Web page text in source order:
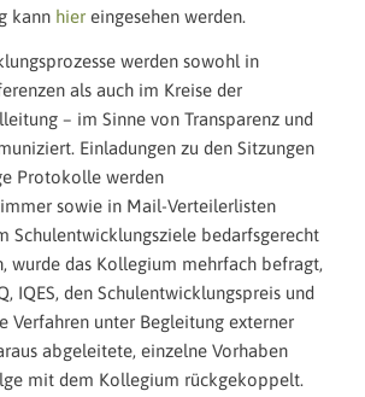
kann hiereingesehen werden.
werden sowohl in
als auch im Kreise der
– im Sinne von Transparenz und
Einladungen zu den Sitzungen
Protokolle werden
sowie in Mail-Verteilerlisten
Schulentwicklungsziele bedarfsgerecht
wurde das Kollegium mehrfach befragt,
IQES, den Schulentwicklungspreis und
Verfahren unter Begleitung externer
abgeleitete, einzelne Vorhaben
mit dem Kollegium rückgekoppelt.